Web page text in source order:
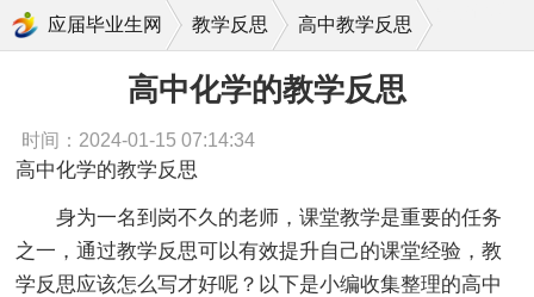
应届毕业生网 教学反思 高中教学反思
高中化学的教学反思
时间：2024-01-15 07:14:34
高中化学的教学反思
身为一名到岗不久的老师，课堂教学是重要的任务
之一，通过教学反思可以有效提升自己的课堂经验，教
学反思应该怎么写才好呢？以下是小编收集整理的高中